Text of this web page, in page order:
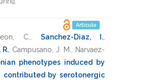
Artículo
C. Sanchez-Diaz, I.
, Campusano, J. M.
Narvaez-
phenotypes induced by
contributed by serotonergic